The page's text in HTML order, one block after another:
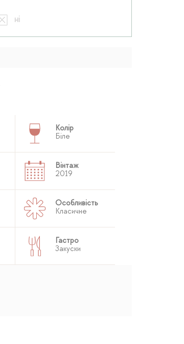
ні
Колір
Біле
Вінтаж
2019
Особливість
Класичне
Гастро
Закуски